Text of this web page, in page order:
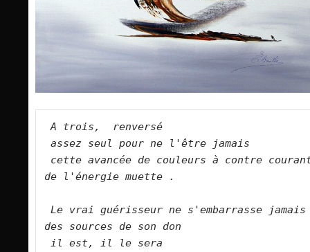
A trois,  renversé
assez seul pour ne l'être jamais
cette avancée de couleurs à contre
de l'énergie muette .
Le vrai guérisseur ne s'embarrasse jamais
des sources de son don
il est, il le sera